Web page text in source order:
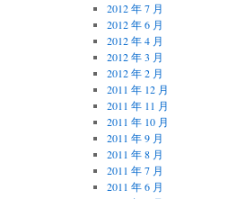
2012 年 7 月
2012 年 6 月
2012 年 4 月
2012 年 3 月
2012 年 2 月
2011 年 12 月
2011 年 11 月
2011 年 10 月
2011 年 9 月
2011 年 8 月
2011 年 7 月
2011 年 6 月